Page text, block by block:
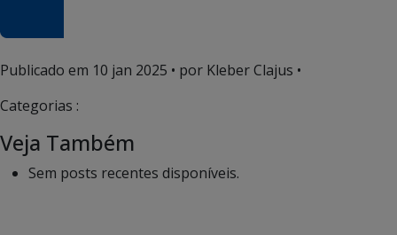
Publicado em 10 jan 2025 • por Kleber Clajus •
Categorias :
Veja Também
Sem posts recentes disponíveis.